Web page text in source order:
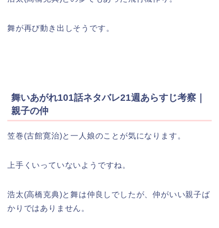
舞が再び動き出しそうです。
舞いあがれ101話ネタバレ21週あらすじ考察｜
親子の仲
笠巻(古館寛治)と一人娘のことが気になります。
上手くいっていないようですね。
浩太(高橋克典)と舞は仲良しでしたが、仲がいい親子ば
かりではありません。